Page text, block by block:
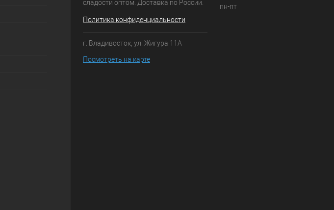
сладости оптом. Доставка по России.
Политика конфиденциальности
г. Владивосток, ул. Жигура 11А
Посмотреть на карте
пн-пт